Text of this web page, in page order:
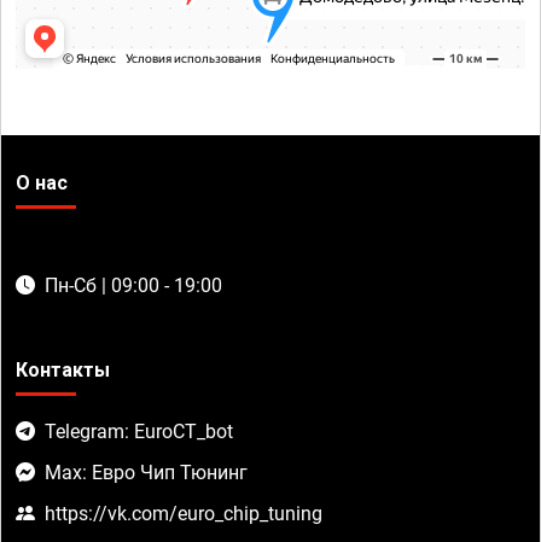
О нас
Пн-Сб | 09:00 - 19:00
Контакты
Telegram: EuroCT_bot
Max: Евро Чип Тюнинг
https://vk.com/euro_chip_tuning